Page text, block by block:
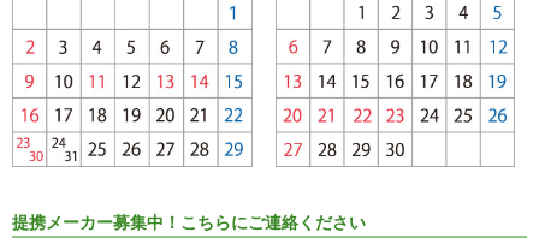
提携メーカー募集中！こちらにご連絡ください